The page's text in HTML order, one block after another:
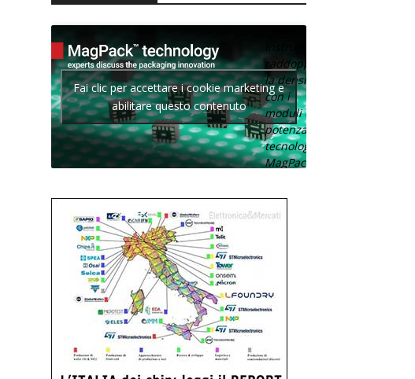
Texas
raddoppia
la densità
con i
moduli di
potenza con
tecnologia
MagPack.
Fai clic per accettare i cookie marketing e
abilitare questo contenuto